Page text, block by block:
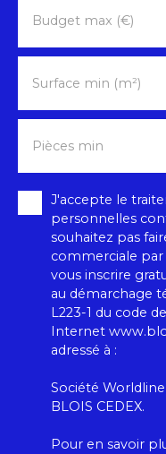
Budget max (€)
Surface min (m²)
Pièces min
J'accepte le
personnelles
souhaitez pas
commerciale
vous inscrire
au démarchage
L223-1 du code
Internet
adressé à :
Société Worldline,
BLOIS CEDEX.
Pour en savoir